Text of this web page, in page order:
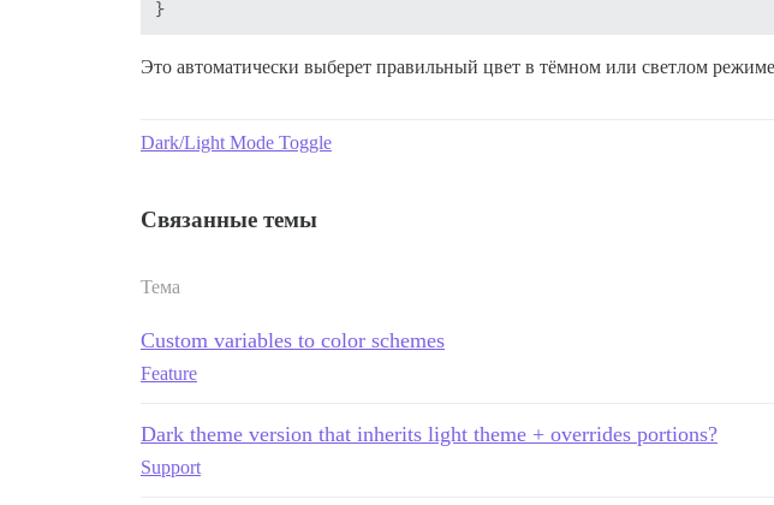
Это автоматически выберет правильный цвет в тёмном или светлом
Dark/Light Mode Toggle
Связанные темы
Тема
Custom variables to color schemes
Feature
Dark theme version that inherits light theme + overrides portions?
Support